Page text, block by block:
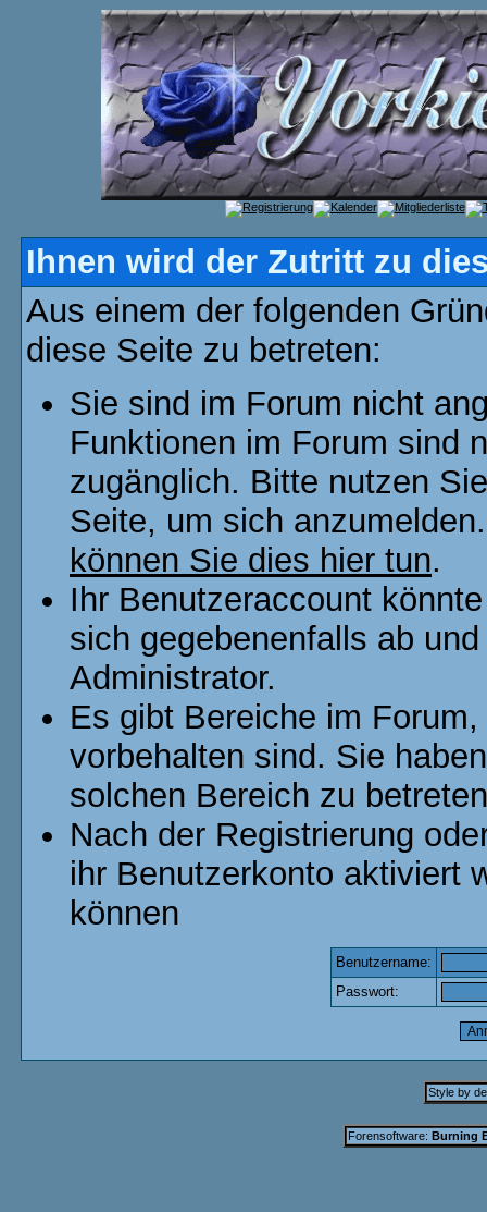
Ihnen wird der Zutritt zu
Aus einem der folgenden
diese Seite zu betreten:
Sie sind im Forum nicht
Funktionen im Forum sind
zugänglich. Bitte nutzen
Seite, um sich
können Sie dies hier tun.
Ihr Benutzeraccount
sich gegebenenfalls ab
Administrator.
Es gibt Bereiche im
vorbehalten sind. Sie
solchen Bereich zu
Nach der Registrierung
ihr Benutzerkonto aktiviert
können
Benutzername:
Passwort:
Style by
Forensoftware: Burning